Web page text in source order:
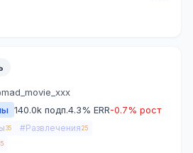
140.0k подп.4.3% ERR-0.7% рост
35 #Развлечения 25